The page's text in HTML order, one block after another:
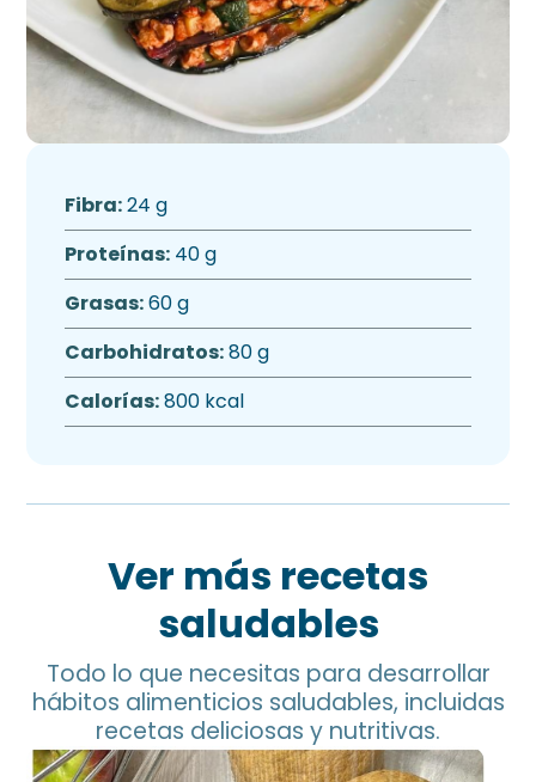
Fibra:24 g
Proteínas: 40 g
Grasas:60 g
Carbohidratos:80 g
Calorías:800 kcal
Ver más recetas
saludables
Todo lo que necesitas para desarrollar
hábitos alimenticios saludables, incluidas
recetas deliciosas y nutritivas.
Pan de Garbanzo